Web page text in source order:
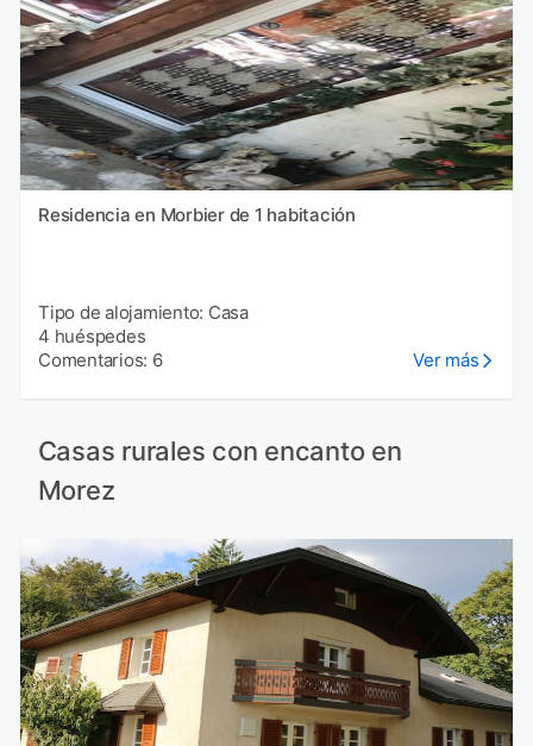
Residencia en Morbier de 1 habitación
Tipo de alojamiento: Casa
4 huéspedes
Comentarios: 6
Ver más
Casas rurales con encanto en
Morez